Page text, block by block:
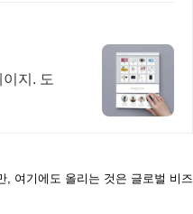
지. 도
, 여기에도 올리는 것은 글로벌 비즈